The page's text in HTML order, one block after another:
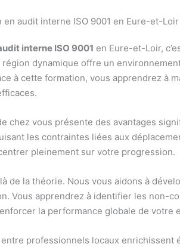
audit interne ISO 9001 en Eure-et-Loir
interne ISO 9001 en Eure-et-Loir,
dynamique offre un
à cette formation, vous apprendrez à
chez vous présente des avantages
les contraintes liées aux
pleinement sur votre progression.
de la théorie. Nous vous aidons à
Vous apprendrez à identifier les non-
la performance globale de
professionnels locaux